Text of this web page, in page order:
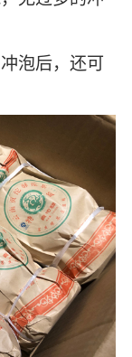
泡后，还可